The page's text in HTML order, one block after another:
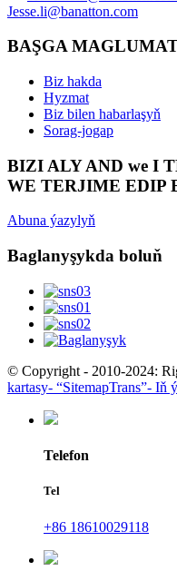
Jesse.li@banatton.com
BAŞGA
Biz hakda
Hyzmat
Biz bilen habarlaşyň
Sorag-jogap
BIZI ALY AND we I
WE TERJIME EDIP
Abuna ýazylyň
Baglanyşykda boluň
© Copyright - 2010-2024:
kartasy- “SitemapTrans”- Iň
Telefon
Tel
+86 18610029118